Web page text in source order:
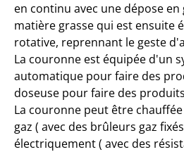
en continu avec une dépose
matière grasse qui est ensuite
rotative, reprennant le geste
La couronne est équipée d'un
automatique pour faire des
doseuse pour faire des
La couronne peut être
gaz ( avec des brûleurs gaz
électriquement ( avec des